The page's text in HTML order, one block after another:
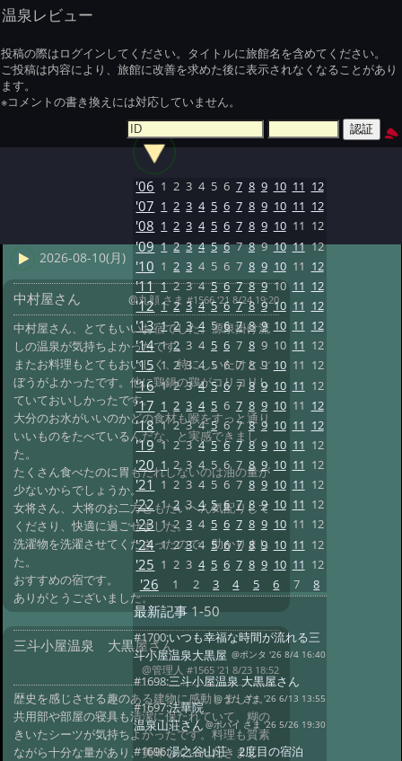
温泉レビュー
投稿の際はログインしてください。タイトルに旅館名を含めてください。
ご投稿は内容により、旅館に改善を求めた後に表示されなくなることがあり
ます。
※コメントの書き換えには対応していません。
2026-08-10(月)
中村屋さん @丸顔 さま #1566 '21 8/24 19:20
中村屋さん、とてもいいお宿でした。源泉掛け流
しの温泉が気持ちよかったです。
またお料理もとてもおいしく、特にしいたけとご
ぼうがよかったです。他に鶏鍋の鶏がコリコリし
ていておいしかったです。
大分のお水がいいのかどの食材も喉をすっと通り
いいものをたべているんだな、と実感できまし
た。
たくさん食べたのに胃もたれしないのは油の量が
少ないからでしょうか。
女将さん、大将のお二方ともたいへん気配りして
くださり、快適に過ごせました。
洗濯物を洗濯させてくださったので、助かりまし
た。
おすすめの宿です。
ありがとうございました。
三斗小屋温泉 大黒屋さん
@管理人 #1565 '21 8/23 18:52
歴史を感じさせる趣のある建物に感動しました。
共用部や部屋の寝具も清潔に保たれていて、糊の
きいたシーツが気持ちよかったです。料理も質素
ながら十分な量があり、美味しくいただきまし
'06 1 2 3 4 5 6 7 8 9 10 11 12
'07 1 2 3 4 5 6 7 8 9 10 11 12
'08 1 2 3 4 5 6 7 8 9 10 11 12
'09 1 2 3 4 5 6 7 8 9 10 11 12
'10 1 2 3 4 5 6 7 8 9 10 11 12
'11 1 2 3 4 5 6 7 8 9 10 11 12
'12 1 2 3 4 5 6 7 8 9 10 11 12
'13 1 2 3 4 5 6 7 8 9 10 11 12
'14 1 2 3 4 5 6 7 8 9 10 11 12
'15 1 2 3 4 5 6 7 8 9 10 11 12
'16 1 2 3 4 5 6 7 8 9 10 11 12
'17 1 2 3 4 5 6 7 8 9 10 11 12
'18 1 2 3 4 5 6 7 8 9 10 11 12
'19 1 2 3 4 5 6 7 8 9 10 11 12
'20 1 2 3 4 5 6 7 8 9 10 11 12
'21 1 2 3 4 5 6 7 8 9 10 11 12
'22 1 2 3 4 5 6 7 8 9 10 11 12
'23 1 2 3 4 5 6 7 8 9 10 11 12
'24 1 2 3 4 5 6 7 8 9 10 11 12
'25 1 2 3 4 5 6 7 8 9 10 11 12
'26 1 2 3 4 5 6 7 8
最新記事 1-50
#1700:いつも幸福な時間が流れる三
斗小屋温泉大黒屋 @ポンタ '26 8/4 16:40
#1698:三斗小屋温泉 大黒屋さん
@うた さま '26 6/13 13:55
#1697:法華院
温泉山荘さん @ポパイ さま '26 5/26 19:30
#1696:湯之谷山荘 2度目の宿泊